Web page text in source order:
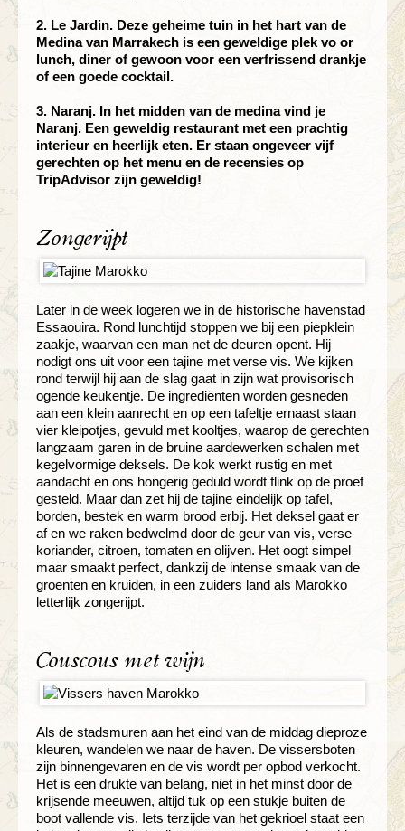
2. Le Jardin. Deze geheime tuin in het hart van de
Medina van Marrakech is een geweldige plek vo or
lunch, diner of gewoon voor een verfrissend drankje
of een goede cocktail.
3. Naranj. In het midden van de medina vind je
Naranj. Een geweldig restaurant met een prachtig
interieur en heerlijk eten. Er staan ongeveer vijf
gerechten op het menu en de recensies op
TripAdvisor zijn geweldig!
Zongerijpt
Later in de week logeren we in de historische havenstad
Essaouira. Rond lunchtijd stoppen we bij een piepklein
zaakje, waarvan een man net de deuren opent. Hij
nodigt ons uit voor een tajine met verse vis. We kijken
rond terwijl hij aan de slag gaat in zijn wat provisorisch
ogende keukentje. De ingrediënten worden gesneden
aan een klein aanrecht en op een tafeltje ernaast staan
vier kleipotjes, gevuld met kooltjes, waarop de gerechten
langzaam garen in de bruine aardewerken schalen met
kegelvormige deksels. De kok werkt rustig en met
aandacht en ons hongerig geduld wordt flink op de proef
gesteld. Maar dan zet hij de tajine eindelijk op tafel,
borden, bestek en warm brood erbij. Het deksel gaat er
af en we raken bedwelmd door de geur van vis, verse
koriander, citroen, tomaten en olijven. Het oogt simpel
maar smaakt perfect, dankzij de intense smaak van de
groenten en kruiden, in een zuiders land als Marokko
letterlijk zongerijpt.
Couscous met wijn
Als de stadsmuren aan het eind van de middag dieproze
kleuren, wandelen we naar de haven. De vissersboten
zijn binnengevaren en de vis wordt per opbod verkocht.
Het is een drukte van belang, niet in het minst door de
krijsende meeuwen, altijd tuk op een stukje buiten de
boot vallende vis. Iets terzijde van het gekrioel staat een